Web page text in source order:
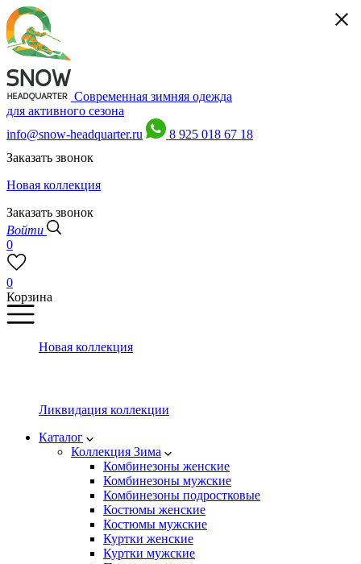
Современная зимняя одежда
для активного сезона
info@snow-headquarter.ru
8 925 018 67 18
Заказать звонок
Новая коллекция
Заказать звонок
Войти
0
0
Корзина
Новая коллекция
Ликвидация коллекции
Каталог
Коллекция Зима
Комбинезоны женские
Комбинезоны мужские
Комбинезоны подростковые
Костюмы женские
Костюмы мужские
Куртки женские
Куртки мужские